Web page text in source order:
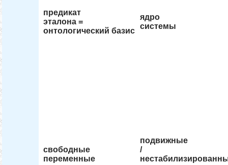
предикат
эталона =
онтологический базис
ядро
системы
свободные
переменные
подвижные
/